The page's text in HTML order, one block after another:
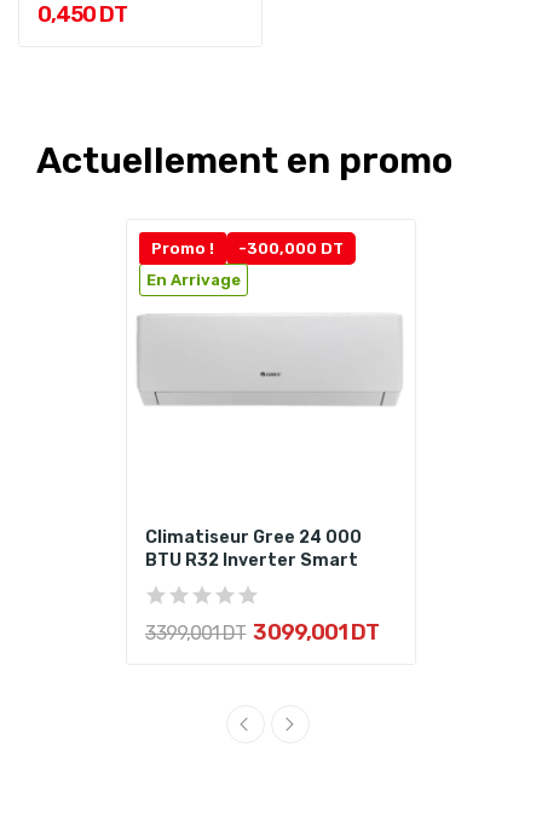
0,450 DT
Actuellement en promo
Promo !
-300,000 DT
En Arrivage
Climatiseur Gree 24 000
BTU R32 Inverter Smart
3 399,001 DT 3 099,001 DT